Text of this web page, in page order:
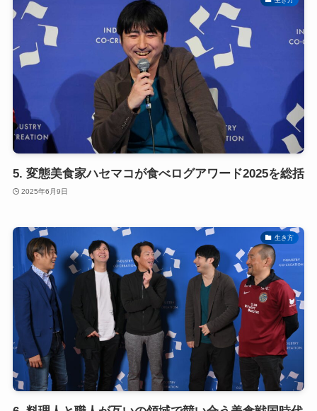
5. 変態美食家ハセマコが食べログアワード2025を総括
2025年6月9日
生き方